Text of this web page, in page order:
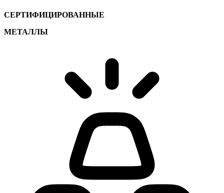
СЕРТИФИЦИРОВАННЫЕ
МЕТАЛЛЫ